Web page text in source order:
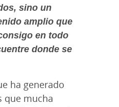
sino un
amplio que
en todo
donde se
ha generado
que mucha